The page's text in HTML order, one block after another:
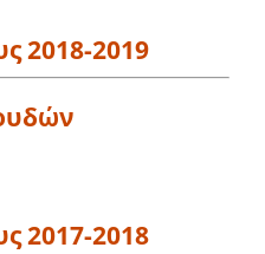
2018-2019
2017-2018